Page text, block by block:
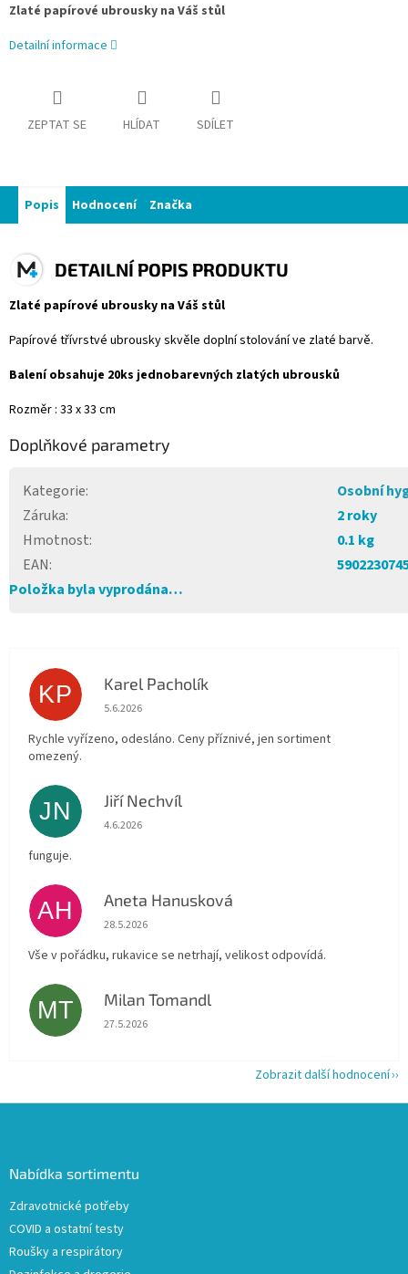
Zlaté papírové ubrousky na Váš stůl
Detailní informace
ZEPTAT SE HLÍDAT SDÍLET
Popis Hodnocení Značka
DETAILNÍ POPIS PRODUKTU
Zlaté papírové ubrousky na Váš stůl
Papírové třívrstvé ubrousky skvěle doplní stolování ve zlaté barvě.
Balení obsahuje 20ks jednobarevných zlatých ubrousků
Rozměr : 33 x 33 cm
Doplňkové parametry
Kategorie:
Osobní
Záruka:
2 roky
Hmotnost:
0.1 kg
EAN:
Položka byla vyprodána…
KP Karel Pacholík
Hodnocení obchodu je 4 z 5 hvězdiček.
5.6.2026
Rychle vyřízeno, odesláno. Ceny příznivé, jen sortiment
omezený.
JN Jiří Nechvíl
Hodnocení obchodu je 5 z 5 hvězdiček.
4.6.2026
funguje.
AH Aneta Hanusková
Hodnocení obchodu je 5 z 5 hvězdiček.
28.5.2026
Vše v pořádku, rukavice se netrhají, velikost odpovídá.
MT Milan Tomandl
Hodnocení obchodu je 5 z 5 hvězdiček.
27.5.2026
Zobrazit další hodnocení
Nabídka sortimentu
Zdravotnické potřeby
COVID a ostatní testy
Roušky a respirátory